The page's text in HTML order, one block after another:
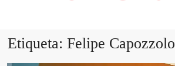
Etiqueta:Felipe Capozzolo